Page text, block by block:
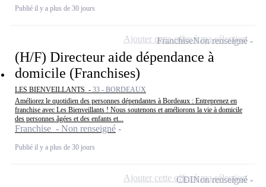
Publié il y a plus de 30 jours
(H/F) Directeur aide dépendance à
domicile (Franchises)
LES BIENVEILLANTS - 33 - BORDEAUX
Améliorez le quotidien des personnes dépendantes à Bordeaux : Entreprenez en
franchise avec Les Bienveillants ! Nous soutenons et améliorons la vie à domicile
des personnes âgées et des enfants et...
Franchise - Non renseigné
Publié il y a plus de 30 jours
FranchiseNon renseigné
Ajouter cette offre à ma sélection
CDINon renseigné
Ajouter cette offre à ma sélection